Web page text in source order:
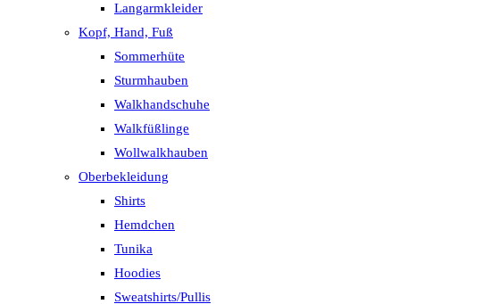
Langarmkleider
Kopf, Hand, Fuß
Sommerhüte
Sturmhauben
Walkhandschuhe
Walkfüßlinge
Wollwalkhauben
Oberbekleidung
Shirts
Hemdchen
Tunika
Hoodies
Sweatshirts/Pullis